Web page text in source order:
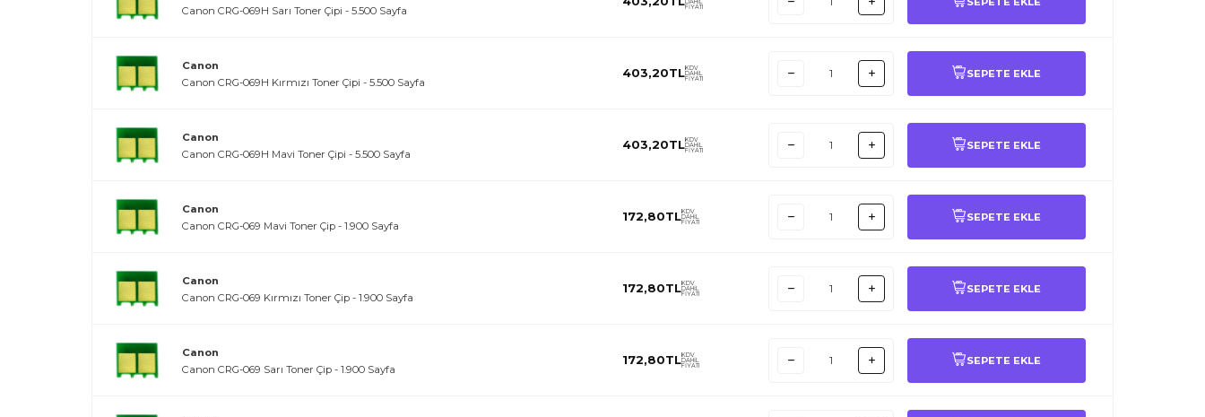
Canon CRG-069H Sarı Toner Çipi - 5.500 Sayfa
DAHİL
FİYATI
Canon
Canon CRG-069H Kırmızı Toner Çipi - 5.500 Sayfa
403,20TLKDV
DAHİL
FİYATI SEPETE EKLE
Canon
Canon CRG-069H Mavi Toner Çipi - 5.500 Sayfa
403,20TLKDV
DAHİL
FİYATI SEPETE EKLE
Canon
Canon CRG-069 Mavi Toner Çip - 1.900 Sayfa
172,80TLKDV
DAHİL
FİYATI SEPETE EKLE
Canon
Canon CRG-069 Kırmızı Toner Çip - 1.900 Sayfa
172,80TLKDV
DAHİL
FİYATI SEPETE EKLE
Canon
Canon CRG-069 Sarı Toner Çip - 1.900 Sayfa
172,80TLKDV
DAHİL
FİYATI SEPETE EKLE